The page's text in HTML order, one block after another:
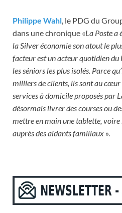
Philippe Wahl, le PDG du
dans une chronique «La Poste a
la Silver économie son atout le
facteur est un acteur quotidien
les séniors les plus isolés. Parce
milliers de clients, ils sont au cœur
services à domicile proposés par
désormais livrer des courses ou
mettre en main une tablette,
auprès des aidants familiaux ».